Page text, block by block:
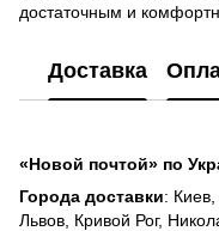
достаточным и
Доставка
«Новой почтой» по
Города доставки:
Львов, Кривой Рог,